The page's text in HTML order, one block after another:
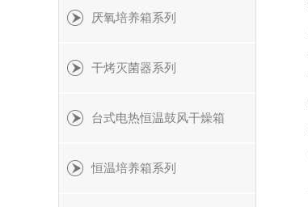
厌氧培养箱系列
干烤灭菌器系列
台式电热恒温鼓风干燥箱
恒温培养箱系列